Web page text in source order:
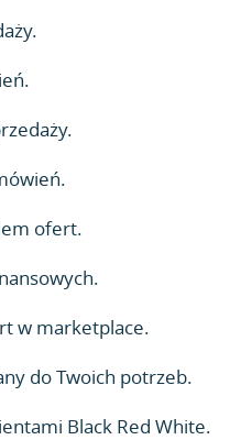
ofert.
w marketplace.
do Twoich potrzeb.
Black Red White.